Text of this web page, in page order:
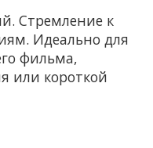
Стремление к
Идеально для
фильма,
или короткой